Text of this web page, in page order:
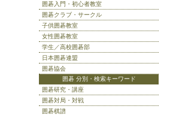
囲碁入門・初心者教室
囲碁クラブ・サークル
子供囲碁教室
女性囲碁教室
学生／高校囲碁部
日本囲碁連盟
囲碁協会
囲碁 分別・検索キーワード
囲碁研究・講座
囲碁対局・対戦
囲碁棋譜